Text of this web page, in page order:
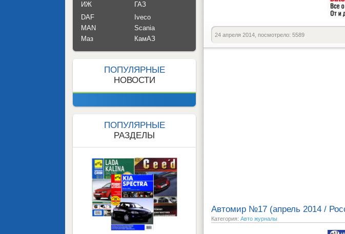
24 апреля 2014, посмотрело: 5589
Автомир №17 (апрель 2014 /
Категория: Авто журналы
ИЖ
ГАЗ
DAF
Iveco
MAN
Scania
Маз
КамАЗ
ПОПУЛЯРНЫЕ
НОВОСТИ
ПОПУЛЯРНЫЕ
РАЗДЕЛЫ